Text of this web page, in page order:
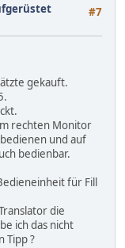
#7
gekauft.
rechten Monitor
und auf
bedienbar.
für Fill
die
ich das nicht
Tipp ?